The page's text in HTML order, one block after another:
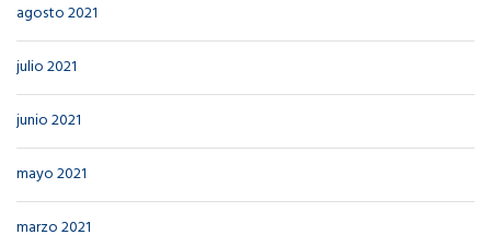
agosto 2021
julio 2021
junio 2021
mayo 2021
marzo 2021